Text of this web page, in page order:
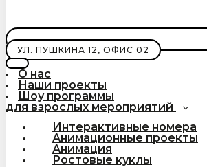
УЛ. ПУШКИНА 12, ОФИС 02
О нас
Наши проекты
Шоу программы
для взрослых мероприятий
Интерактивные номера
Анимационные проекты
Анимация
Ростовые куклы